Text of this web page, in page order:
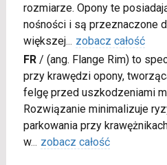
rozmiarze. Opony te
nośności i są przeznaczone
większej... zobacz całość
FR/ (ang. Flange Rim) to
przy krawędzi opony,
felgę przed uszkodzeniami
Rozwiązanie minimalizuje
parkowania przy
w... zobacz całość